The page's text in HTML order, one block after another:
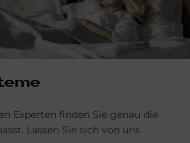
Experten finden Sie genau die
Lassen Sie sich von uns